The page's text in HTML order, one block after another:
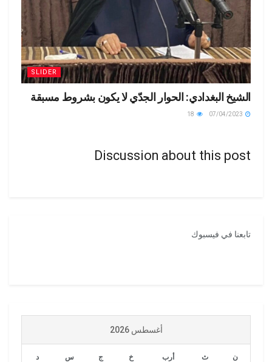
SLIDER
الشيخ البغدادي: الحوار الجدّي لا يكون بشروط مسبقة
Discussion about this post
تابعنا في فيسبوك
أغسطس 2026
ن ث أرب خ ج س د